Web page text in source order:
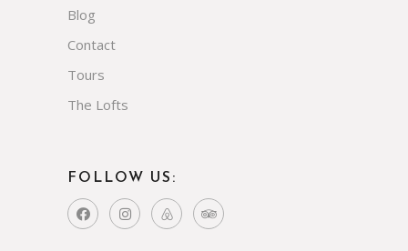
Blog
Contact
Tours
The Lofts
FOLLOW US: